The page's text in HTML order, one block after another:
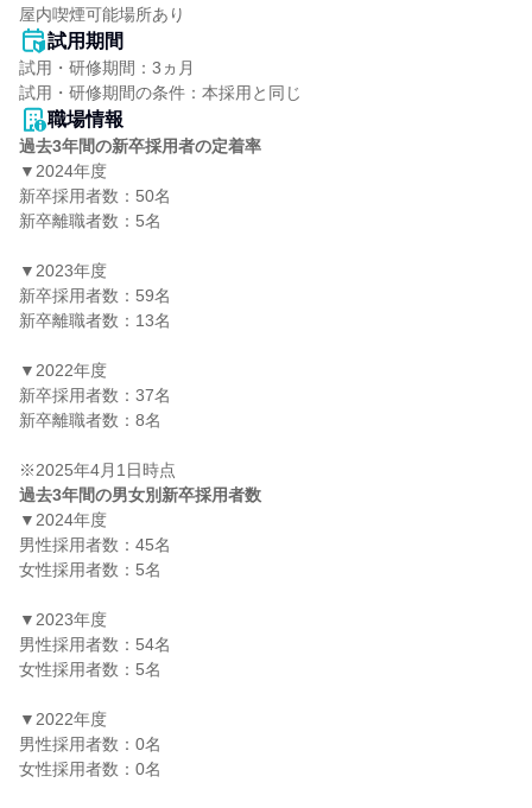
屋内喫煙可能場所あり
試用期間
試用・研修期間：3ヵ月
職場情報
過去3年間の新卒採用者の定着率
▼2024年度
新卒採用者数：50名
新卒離職者数：5名
▼2023年度
新卒採用者数：59名
新卒離職者数：13名
▼2022年度
新卒採用者数：37名
新卒離職者数：8名
過去3年間の男女別新卒採用者数
▼2024年度
男性採用者数：45名
女性採用者数：5名
▼2023年度
男性採用者数：54名
女性採用者数：5名
▼2022年度
男性採用者数：0名
女性採用者数：0名